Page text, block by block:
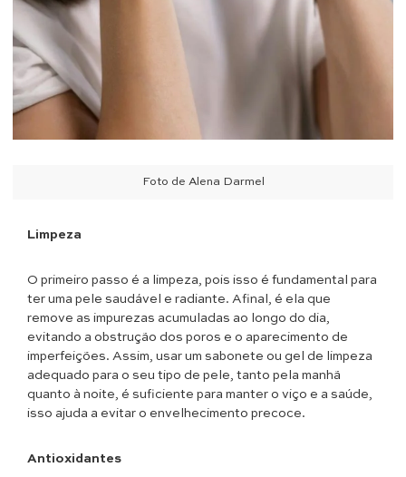
Foto de Alena Darmel
Limpeza
O primeiro passo é a limpeza, pois isso é fundamental para
ter uma pele saudável e radiante. Afinal, é ela que
remove as impurezas acumuladas ao longo do dia,
evitando a obstrução dos poros e o aparecimento de
imperfeições. Assim, usar um sabonete ou gel de limpeza
adequado para o seu tipo de pele, tanto pela manhã
quanto à noite, é suficiente para manter o viço e a saúde,
isso ajuda a evitar o envelhecimento precoce.
Antioxidantes